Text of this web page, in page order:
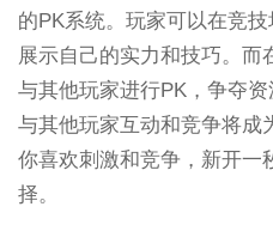
的PK系统。玩家可以在竞
展示自己的实力和技巧。而
与其他玩家进行PK，争夺
与其他玩家互动和竞争将成
你喜欢刺激和竞争，新开一
择。